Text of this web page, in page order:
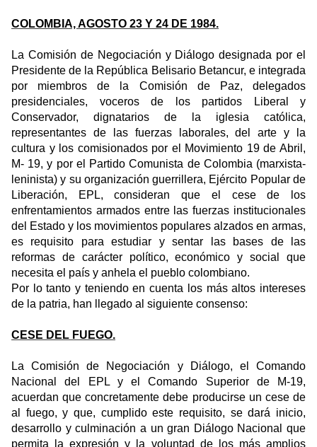
COLOMBIA, AGOSTO 23 Y 24 DE 1984.
La Comisión de Negociación y Diálogo designada por el
Presidente de la República Belisario Betancur, e integrada
por miembros de la Comisión de Paz, delegados
presidenciales, voceros de los partidos Liberal y
Conservador, dignatarios de la iglesia católica,
representantes de las fuerzas laborales, del arte y la
cultura y los comisionados por el Movimiento 19 de Abril,
M- 19, y por el Partido Comunista de Colombia (marxista-
leninista) y su organización guerrillera, Ejército Popular de
Liberación, EPL, consideran que el cese de los
enfrentamientos armados entre las fuerzas institucionales
del Estado y los movimientos populares alzados en armas,
es requisito para estudiar y sentar las bases de las
reformas de carácter político, económico y social que
necesita el país y anhela el pueblo colombiano.
Por lo tanto y teniendo en cuenta los más altos intereses
de la patria, han llegado al siguiente consenso:
CESE DEL FUEGO.
La Comisión de Negociación y Diálogo, el Comando
Nacional del EPL y el Comando Superior de M-19,
acuerdan que concretamente debe producirse un cese de
al fuego, y que, cumplido este requisito, se dará inicio,
desarrollo y culminación a un gran Diálogo Nacional que
permita la expresión y la voluntad de los más amplios